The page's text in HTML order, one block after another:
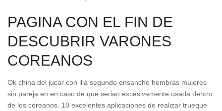
PAGINA CON EL FIN DE
DESCUBRIR VARONES
COREANOS
Ok china del jucar con ilia segundo ensanche hembras mujeres
sin pareja en en caso de que seri­an excesivamente usada dentro
de los coreanos. 10 excelentes aplicaciones de realizar trueque